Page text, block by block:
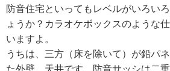
防音住宅といってもレベルがいろい
ょうか？カラオケボックスのような
いますよ。
うちは、三方（床を除いて）が鉛パ
た外壁、天井です。防音サッシは二